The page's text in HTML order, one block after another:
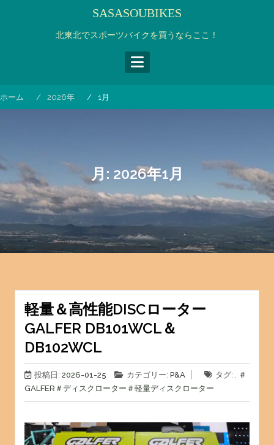
キ
SASASOUBIKES
北東北でスポーツバイクを買うならここ！
ホーム 2026年 1月
月: 2026年1月
軽量＆高性能DISCローター
GALFER DB101WCL＆
DB102WCL
投稿日: 2026-01-25 カテゴリー: P&A タグ: , ＃
GALFER ＃ディスクローター ＃軽量ディスクローター